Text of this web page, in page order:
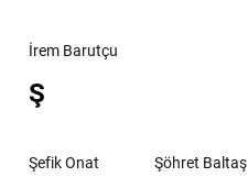
İrem Barutçu
Ş
Şefik Onat Şöhret Baltaş